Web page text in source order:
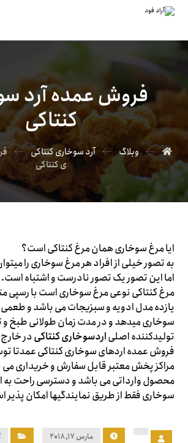
فروش عمده آرد
کنتاکی
وبلاگ آرد سوخاری کنتاکی
ی کنتاکی
ایا مرغ سوخاری همان مرغ کنتاکی است؟
به تصور خیلی از افراد هر مرغ سوخاری را
اما این تصور یک تصور نادرست و اشتباه است.
مرغ کنتاکی نوعی مرغ سوخاری است با رسپی
یازده مدل ادویه و سبزیجات می باشد و
سوخاری میدهد و در مدت زمان طولانی طبخ
تولیدکننده اصلیاردسوخاری کنتاکیدر خارج
فروش عمده اردهای سوخاری کنتاکی عمدتا
مراکز پخش معتبر قابل سفارش و خریداری می
محصول وارداتی می باشد و دسترسی راحت به
سوخاری فقط از طریق نمایندگیها امکان پذیر
مارس ۱۷, ۲۰۱۸